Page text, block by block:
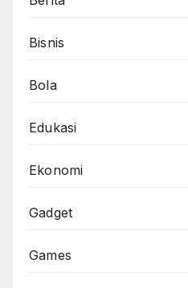
Bisnis
Bola
Edukasi
Ekonomi
Gadget
Games